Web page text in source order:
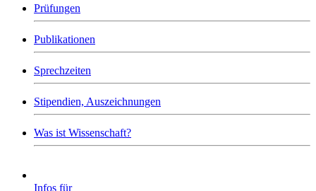
Prüfungen
Publikationen
Sprechzeiten
Stipendien, Auszeichnungen
Was ist Wissenschaft?
Infos für